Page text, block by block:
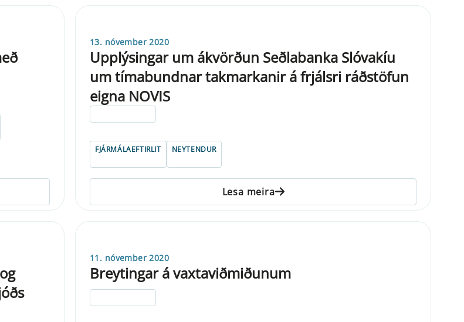
13. nóvember 2020
Upplýsingar um ákvörðun Seðlabanka Slóvakíu
um tímabundnar takmarkanir á frjálsri ráðstöfun
eigna NOVIS
FJÁRMÁLAEFTIRLIT NEYTENDUR
Lesa meira
11. nóvember 2020
Breytingar á vaxtaviðmiðunum